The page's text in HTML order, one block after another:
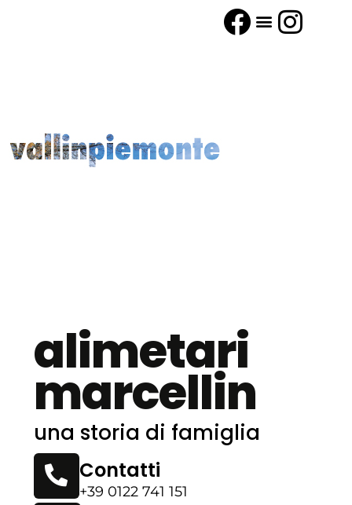
alimetari
marcellin
una storia di famiglia
Contatti
+39 0122 741 151